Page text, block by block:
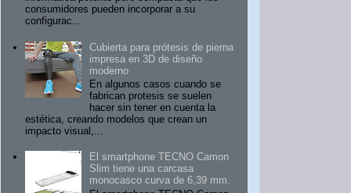
consumidores pueden incorporar a su
configurac...
Cubierta para prótesis de pierna
impresa en 3D de diseño
moderno
En algunos casos cuando se
fabrican protesis se suelen
hacer sin tener en cuenta la
estética, creando modelos que crean un
impacto visual,...
El smartphone TECNO Camon
Slim tiene una carcasa
monocasco curva de 6,39 mm.